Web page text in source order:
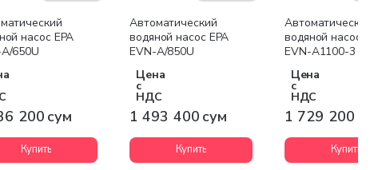
доставка
насос EPA
650U
200 сум
Купить
Бесплатная доставка
Автоматический
водяной насос EPA
EVN-A/850U
Цена
с
НДС
1 493 400 сум
Купить
Автоматический
водяной насос EPA
EVN-A1100-3
Цена
с
НДС
1 729 200 сум
Купить